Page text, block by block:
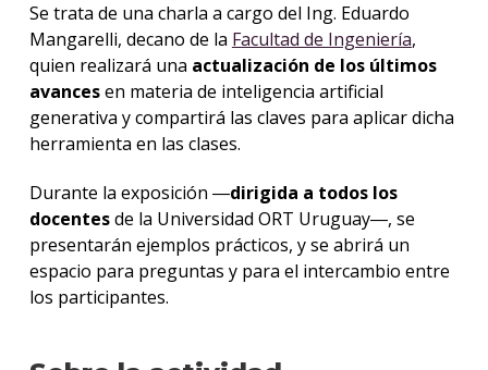
Se trata de una charla a cargo del Ing. Eduardo
Mangarelli, decano de la Facultad de Ingeniería,
quien realizará una actualización de los últimos
avancesen materia de inteligencia artificial
generativa y compartirá las claves para aplicar dicha
herramienta en las clases.
Durante la exposición ―dirigida a todos los
docentesde la Universidad ORT Uruguay―, se
presentarán ejemplos prácticos, y se abrirá un
espacio para preguntas y para el intercambio entre
los participantes.